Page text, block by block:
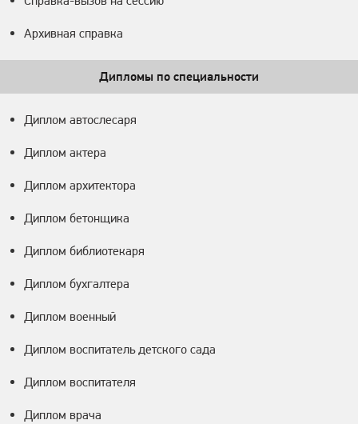
Архивная справка
Дипломы по специальности
Диплом автослесаря
Диплом актера
Диплом архитектора
Диплом бетонщика
Диплом библиотекаря
Диплом бухгалтера
Диплом военный
Диплом воспитатель детского сада
Диплом воспитателя
Диплом врача